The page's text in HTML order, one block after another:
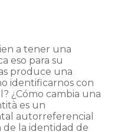
a tener una
eso para su
produce una
identificarnos con
¿Cómo cambia una
es un
autorreferencial
de la identidad de